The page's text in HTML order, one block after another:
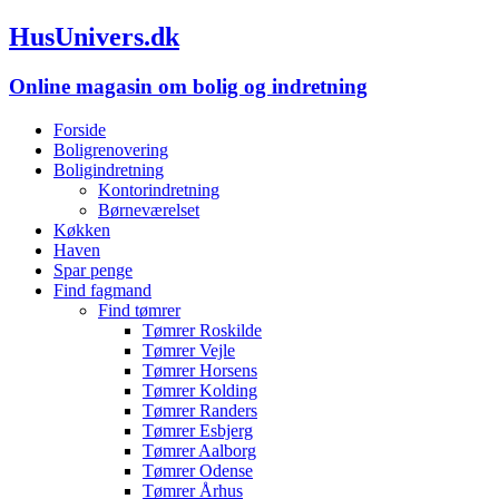
HusUnivers.dk
Online magasin om bolig og indretning
Forside
Boligrenovering
Boligindretning
Kontorindretning
Børneværelset
Køkken
Haven
Spar penge
Find fagmand
Find tømrer
Tømrer Roskilde
Tømrer Vejle
Tømrer Horsens
Tømrer Kolding
Tømrer Randers
Tømrer Esbjerg
Tømrer Aalborg
Tømrer Odense
Tømrer Århus